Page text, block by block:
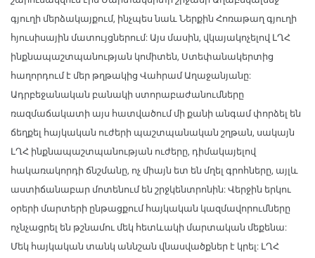
գյուղի մերձակայքում, ինչպես նաև Ներքին Հոռաթաղ գյուղի
հյուսիսային մատույցներում: Այս մասին, վկայակոչելով ԼՂՀ
ինքնապաշտպանության կոմիտեն, Ստեփանակերտից
հաղորդում է մեր թղթակից Վահրամ Աղաջանյանը:
Ադրբեջանական բանակի ստորաբաժանումները
ռազմաճակատի այս հատվածում մի քանի անգամ փորձել են
ճեղքել հայկական ուժերի պաշտպանական շղթան, սակայն
ԼՂՀ ինքնապաշտպանության ուժերը, դիմակայելով
հակառակորդի ճնշմանը, ոչ միայն ետ են մղել գրոհները, այլև
աստիճանաբար մոտենում են շրջկենտրոնին: Վերջին երկու
օրերի մարտերի ընթացքում հայկական կազմավորումները
ոչնչացրել են թշնամու մեկ հետևակի մարտական մեքենա:
Մեկ հայկական տանկ աննշան վնասվածքներ է կրել: ԼՂՀ